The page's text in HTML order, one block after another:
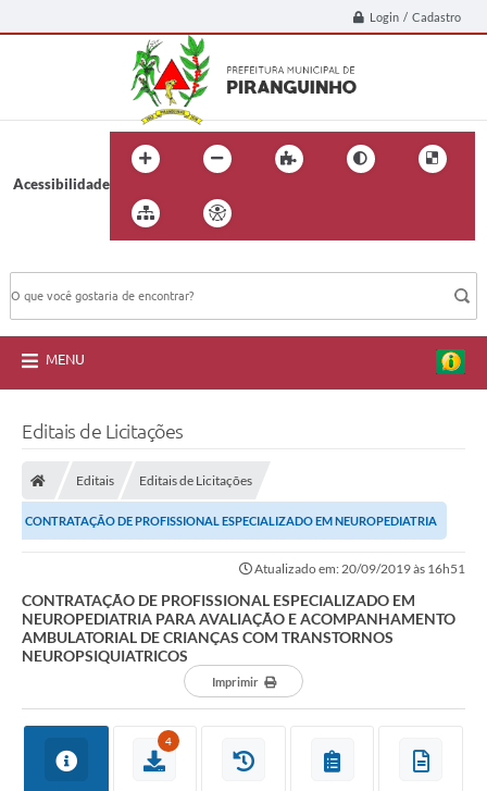
Login / Cadastro
Acessibilidade
MENU
Editais de Licitações
Editais Editais de Licitações
CONTRATAÇÃO DE PROFISSIONAL ESPECIALIZADO EM NEUROPEDIATRIA
Atualizado em: 20/09/2019 às 16h51
CONTRATAÇÃO DE PROFISSIONAL ESPECIALIZADO EM
NEUROPEDIATRIA PARA AVALIAÇÃO E ACOMPANHAMENTO
AMBULATORIAL DE CRIANÇAS COM TRANSTORNOS
NEUROPSIQUIATRICOS
Imprimir
4